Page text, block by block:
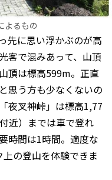
よるもの
先に思い浮かぶのが高
客で混みあって、山頂
頂は標高599m。正直
思う方も少なくないの
夜叉神峠」は標高1,77
近）までは車で登れ
時間は1時間。適度な
の登山を体験できま